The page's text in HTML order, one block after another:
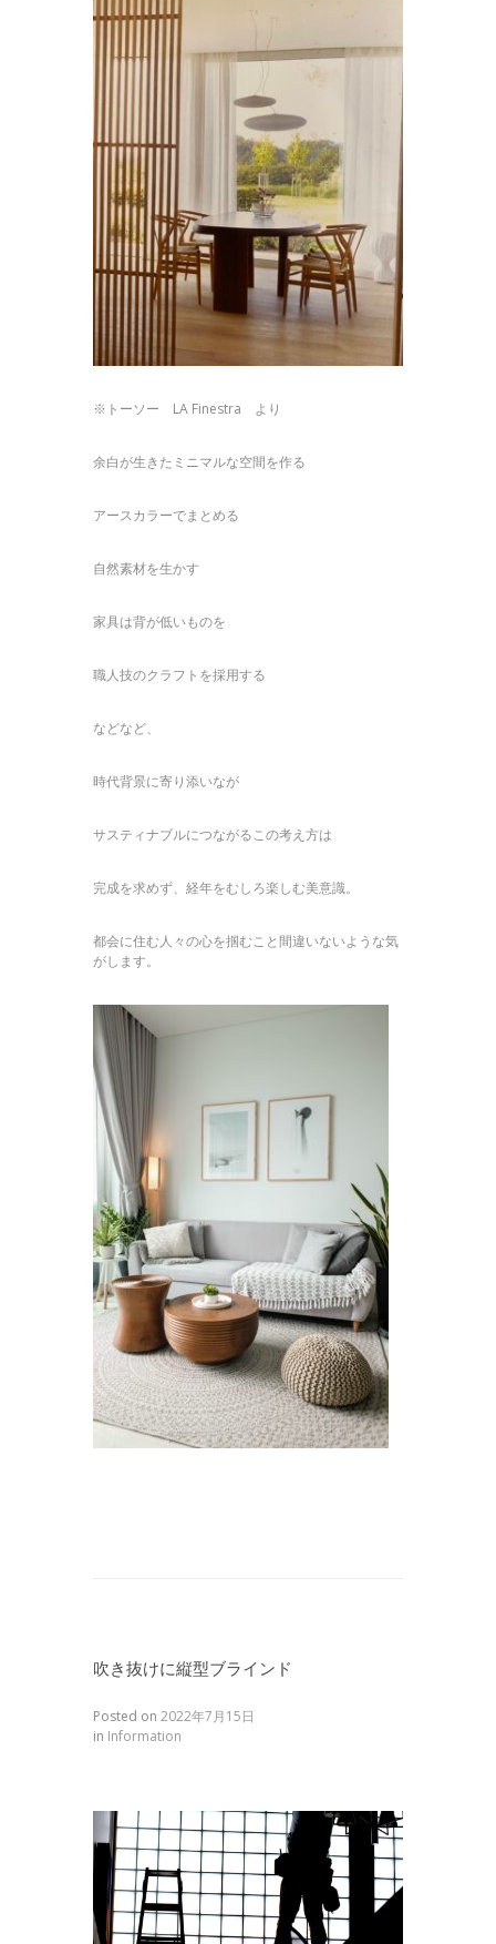
※トーソー LA Finestra より
余白が生きたミニマルな空間を作る
アースカラーでまとめる
自然素材を生かす
家具は背が低いものを
職人技のクラフトを採用する
などなど、
時代背景に寄り添いなが
サスティナブルにつながるこの考え方は
完成を求めず、経年をむしろ楽しむ美意識。
都会に住む人々の心を掴むこと間違いないような気
がします。
吹き抜けに縦型ブラインド
Posted on 2022年7月15日
in Information